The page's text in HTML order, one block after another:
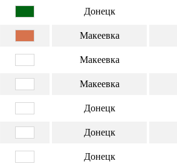
Донецк
Макеевка
Μaкeeвкa
Μaкeeвкa
Донецк
Донецк
Донецк